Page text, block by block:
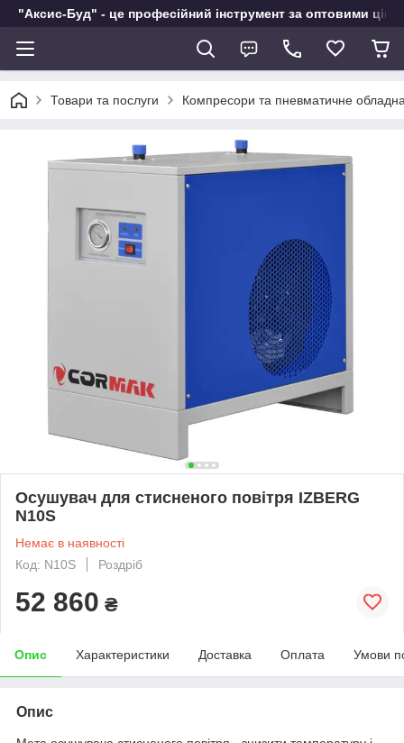
"Аксис-Буд" - це професійний інструмент за оптовими
Товари та послуги Компресори та пневматичне
Осушувач для стисненого повітря IZBERG
N10S
Немає в наявності
Код: N10S
Роздріб
52 860 ₴
Опис Характеристики Доставка Оплата Умови
Опис